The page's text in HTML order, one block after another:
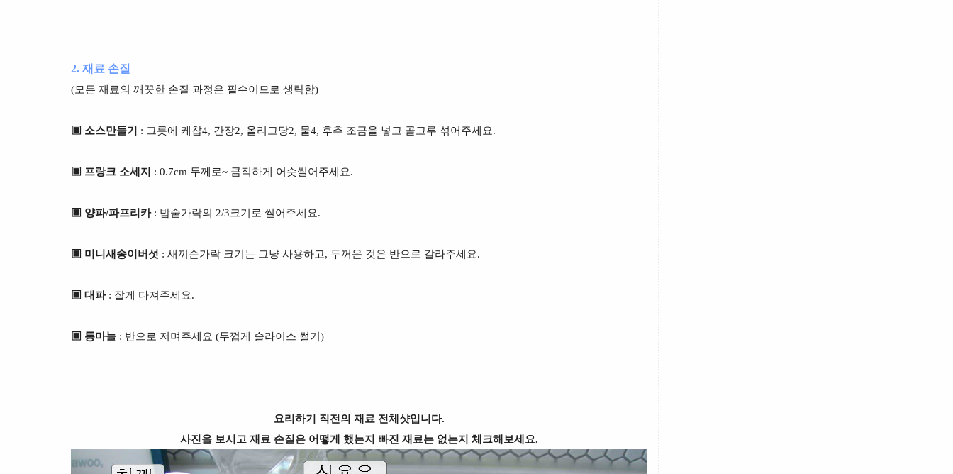
2. 재료 손질
(모든 재료의 깨끗한 손질 과정은 필수이므로 생략함)
▣ 소스만들기 : 그릇에 케찹4, 간장2, 올리고당2, 물4, 후추 조금을 넣고 골고루 섞어주세요.
▣ 프랑크 소세지 : 0.7cm 두께로~ 큼직하게 어슷썰어주세요.
▣ 양파/파프리카: 밥숟가락의 2/3크기로 썰어주세요.
▣ 미니새송이버섯 : 새끼손가락 크기는 그냥 사용하고, 두꺼운 것은 반으로 갈라주세요.
▣ 대파: 잘게 다져주세요.
▣ 통마늘: 반으로 저며주세요 (두껍게 슬라이스 썰기)
요리하기 직전의 재료 전체샷입니다.
사진을 보시고 재료 손질은 어떻게 했는지 빠진 재료는 없는지 체크해보세요.